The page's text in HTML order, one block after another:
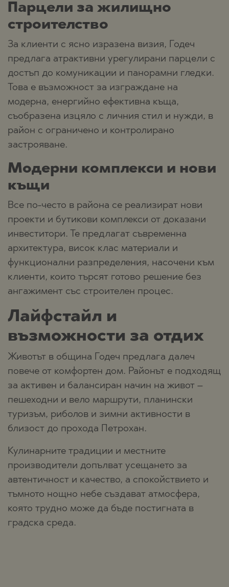
Парцели за жилищно
строителство
За клиенти с ясно изразена визия, Годеч
предлага атрактивни урегулирани парцели с
достъп до комуникации и панорамни гледки.
Това е възможност за изграждане на
модерна, енергийно ефективна къща,
съобразена изцяло с личния стил и нужди, в
район с ограничено и контролирано
застрояване.
Модерни комплекси и нови
къщи
Все по-често в района се реализират нови
проекти и бутикови комплекси от доказани
инвеститори. Те предлагат съвременна
архитектура, висок клас материали и
функционални разпределения, насочени към
клиенти, които търсят готово решение без
ангажимент със строителен процес.
Лайфстайл и
възможности за отдих
Животът в община Годеч предлага далеч
повече от комфортен дом. Районът е подходящ
за активен и балансиран начин на живот –
пешеходни и вело маршрути, планински
туризъм, риболов и зимни активности в
близост до прохода Петрохан.
Кулинарните традиции и местните
производители допълват усещането за
автентичност и качество, а спокойствието и
тъмното нощно небе създават атмосфера,
която трудно може да бъде постигната в
градска среда.